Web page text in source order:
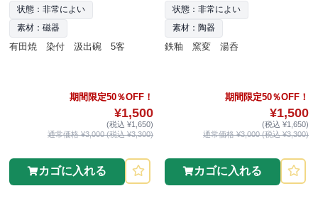
状態：非常によい
素材：磁器
有田焼 染付 汲出碗 5客
期間限定50％OFF！
¥1,500
(税込 ¥1,650)
通常価格 ¥3,000 (税込 ¥3,300)
カゴに入れる
状態：非常によい
素材：陶器
鉄釉 窯変 湯呑
期間限定50％OFF！
¥1,500
(税込 ¥1,650)
通常価格 ¥3,000 (税込 ¥3,300)
カゴに入れる